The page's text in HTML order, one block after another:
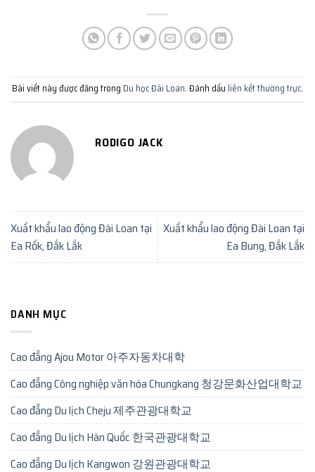
Bài viết này được đăng trong Du học Đài Loan. Đánh dấu liên kết thường trực.
RODIGO JACK
Xuất khẩu lao động Đài Loan tại
Ea Rốk, Đắk Lắk
Xuất khẩu lao động Đài Loan tại
Ea Bung, Đắk Lắk
DANH MỤC
Cao đẳng Ajou Motor 아주자동차대학
Cao đẳng Công nghiệp văn hóa Chungkang 청강문화산업대학교
Cao đẳng Du lịch Cheju 제주관광대학교
Cao đẳng Du lịch Hàn Quốc 한국관광대학교
Cao đẳng Du lịch Kangwon 강원관광대학교